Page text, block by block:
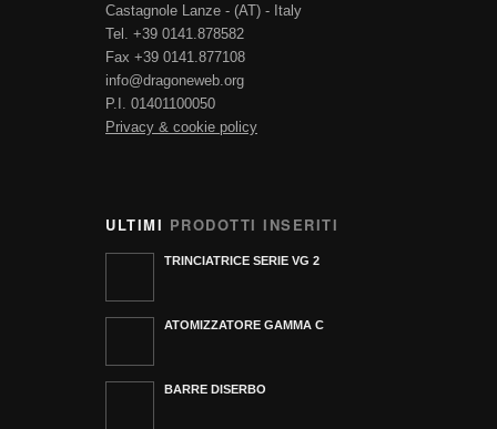
Castagnole Lanze - (AT) - Italy
Tel. +39 0141.878582
Fax +39 0141.877108
info@dragoneweb.org
P.I. 01401100050
Privacy & cookie policy
ULTIMI PRODOTTI INSERITI
TRINCIATRICE SERIE VG 2
ATOMIZZATORE GAMMA C
BARRE DISERBO